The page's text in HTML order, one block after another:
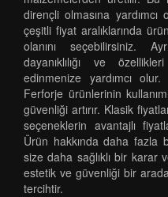
dirençli olmasına yardımcı
çeşitli fiyat aralıklarında
olanını seçebilirsiniz.
dayanıklılığı ve
edinmenize yardımcı
Ferforje ürünlerinin
güvenliği artırır. Klasik
seçeneklerin avantajlı
Ürün hakkında daha fazla
size daha sağlıklı bir karar
estetik ve güvenliği bir
tercihtir.